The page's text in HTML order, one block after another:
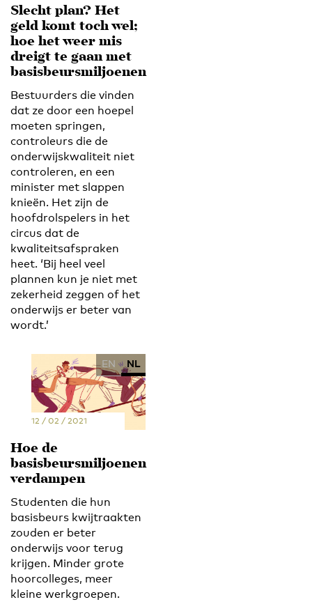
Slecht plan? Het
geld komt toch wel;
hoe het weer mis
dreigt te gaan met
basisbeursmiljoenen
Bestuurders die vinden
dat ze door een hoepel
moeten springen,
controleurs die de
onderwijskwaliteit niet
controleren, en een
minister met slappen
knieën. Het zijn de
hoofdrolspelers in het
circus dat de
kwaliteitsafspraken
heet. ‘Bij heel veel
plannen kun je niet met
zekerheid zeggen of het
onderwijs er beter van
wordt.’
EN NL
12 / 02 / 2021
Hoe de
basisbeursmiljoenen
verdampen
Studenten die hun
basisbeurs kwijtraakten
zouden er beter
onderwijs voor terug
krijgen. Minder grote
hoorcolleges, meer
kleine werkgroepen.